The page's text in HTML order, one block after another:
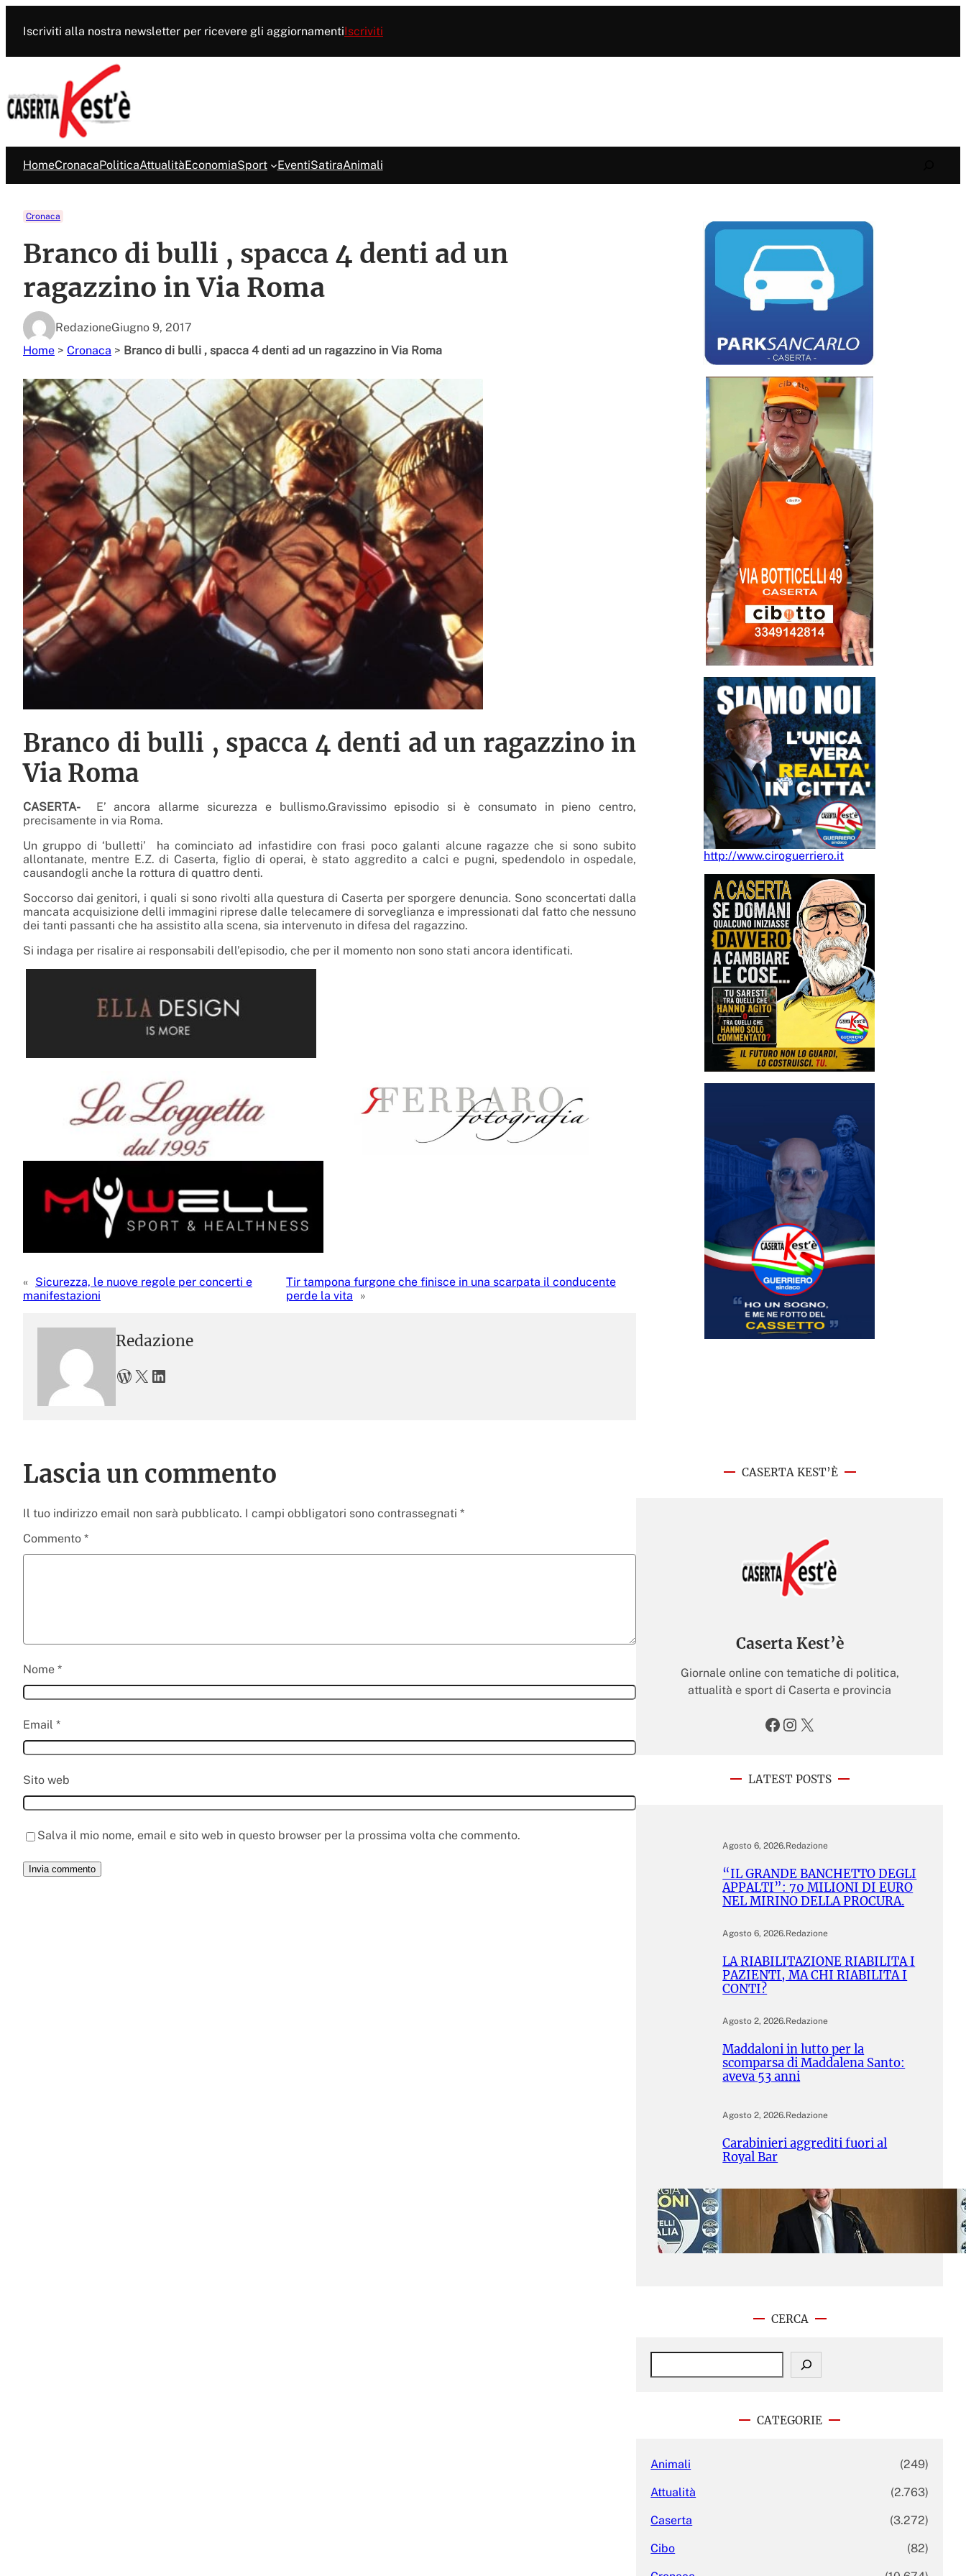
contenuto
Iscriviti alla nostra newsletter per ricevere gli aggiornamentiIscriviti
HomeCronacaPoliticaAttualitàEconomiaSport EventiSatiraAnimali
Cronaca
Branco di bulli , spacca 4 denti ad un
ragazzino in Via Roma
RedazioneGiugno 9, 2017
Home > Cronaca > Branco di bulli , spacca 4 denti ad un ragazzino in Via Roma
Branco di bulli , spacca 4 denti ad un ragazzino in
Via Roma
CASERTA- E’ ancora allarme sicurezza e bullismo.Gravissimo episodio si è consumato in pieno centro,
precisamente in via Roma.
Un gruppo di ‘bulletti’ ha cominciato ad infastidire con frasi poco galanti alcune ragazze che si sono subito
allontanate, mentre E.Z. di Caserta, figlio di operai, è stato aggredito a calci e pugni, spedendolo in ospedale,
causandogli anche la rottura di quattro denti.
Soccorso dai genitori, i quali si sono rivolti alla questura di Caserta per sporgere denuncia. Sono sconcertati dalla
mancata acquisizione delli immagini riprese dalle telecamere di sorveglianza e impressionati dal fatto che nessuno
dei tanti passanti che ha assistito alla scena, sia intervenuto in difesa del ragazzino.
Si indaga per risalire ai responsabili dell’episodio, che per il momento non sono stati ancora identificati.
« Sicurezza, le nuove regole per concerti e
manifestazioni
Tir tampona furgone che finisce in una scarpata il conducente
perde la vita
»
Redazione
WordPress X LinkedIn
Lascia un commento
Il tuo indirizzo email non sarà pubblicato. I campi obbligatori sono contrassegnati *
Commento *
Nome *
Email *
Sito web
Salva il mio nome, email e sito web in questo browser per la prossima volta che commento.
http://www.ciroguerriero.it
CASERTA KEST’È
Caserta Kest’è
Giornale online con tematiche di politica,
attualità e sport di Caserta e provincia
Facebook Instagram X
LATEST POSTS
Agosto 6, 2026.Redazione
“IL GRANDE BANCHETTO DEGLI
APPALTI”: 70 MILIONI DI EURO
NEL MIRINO DELLA PROCURA.
Agosto 6, 2026.Redazione
LA RIABILITAZIONE RIABILITA I
PAZIENTI, MA CHI RIABILITA I
CONTI?
Agosto 2, 2026.Redazione
Maddaloni in lutto per la
scomparsa di Maddalena Santo:
aveva 53 anni
Agosto 2, 2026.Redazione
Carabinieri aggrediti fuori al
Royal Bar
Redazione
FDI ALZA IL MURO, MA IL
CANDIDATO SINDACO DOV’È?
CERCA
S
CATEGORIE
Animali (249)
Attualità (2.763)
Caserta (3.272)
Cibo (82)